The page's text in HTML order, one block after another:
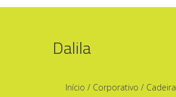
Dalila
Início / Corporativo / Cadeira